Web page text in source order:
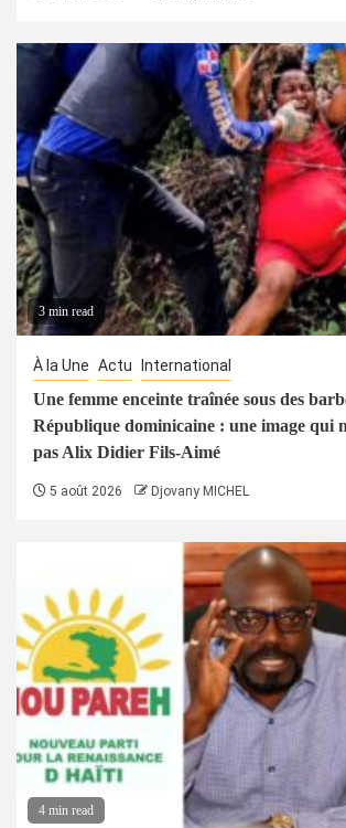
3 min read
À la Une Actu International
Une femme enceinte traînée sous des
République dominicaine : une image qui
pas Alix Didier Fils-Aimé
5 août 2026 Djovany MICHEL
4 min read